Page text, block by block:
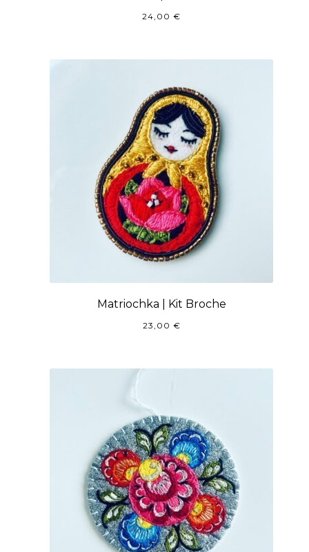
24,00 €
Matriochka | Kit Broche
23,00 €